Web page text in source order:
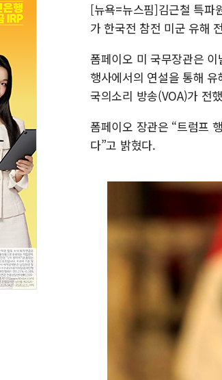
[뉴욕=뉴스핌]김근철 특파
가 한국전 참전 미군 유해
폼페이오 미 국무장관은
행사에서의 연설을 통해
국의소리 방송(VOA)가 전
폼페이오 장관은 “트럼프
다”고 밝혔다.